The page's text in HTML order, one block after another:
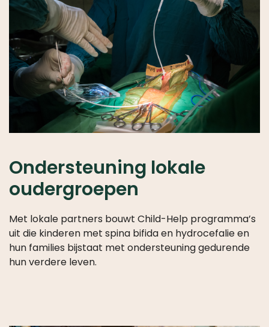
NIEUWS
JAARVERSLAGEN
PODCASTS
Ondersteuning lokale
oudergroepen
Met lokale partners bouwt Child-Help programma’s
uit die kinderen met spina bifida en hydrocefalie en
hun families bijstaat met ondersteuning gedurende
hun verdere leven.